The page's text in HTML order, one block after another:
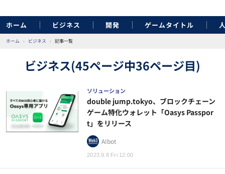
ホーム ビジネス 開発 ゲームタイトル
ホーム › ビジネス › 記事一覧
ビジネス(45ページ中36ページ目)
ソリューション
2023.9.8 Fri 12:00
double jump.tokyo、ブロックチェーン
ゲーム特化ウォレット「Oasys Passpor
t」をリリース
AIbot